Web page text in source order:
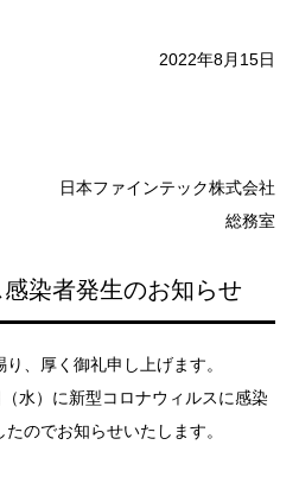
2022年8月15日
日本ファインテック株式会社
総務室
染者発生のお知らせ
、厚く御礼申し上げます。
水）に新型コロナウィルスに感染
のでお知らせいたします。